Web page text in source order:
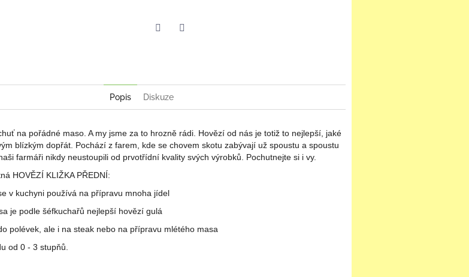
Popis Diskuze
na pořádné maso. A my jsme za to hrozně rádi. Hovězí od nás je totiž to nejlepší, jaké
blízkým dopřát. Pochází z farem, kde se chovem skotu zabývají už spoustu a spoustu
farmáři nikdy neustoupili od prvotřídní kvality svých výrobků. Pochutnejte si i vy.
HOVĚZÍ KLIŽKA PŘEDNÍ:
v kuchyni používá na přípravu mnoha jídel
je podle šéfkuchařů nejlepší hovězí gulá
polévek, ale i na steak nebo na přípravu mlétého masa
od 0 - 3 stupňů.